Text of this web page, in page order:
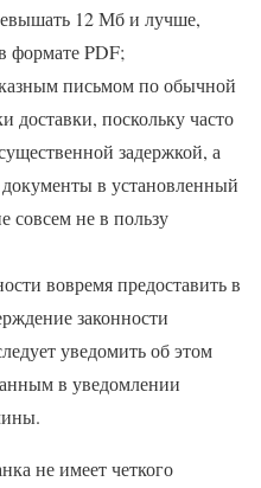
12 Мб и лучше,
формате PDF;
письмом по обычной
доставки, поскольку часто
задержкой, а
в установленный
совсем не в пользу
вовремя предоставить в
законности
уведомить об этом
в уведомлении
не имеет четкого